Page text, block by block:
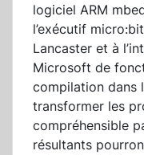
logiciel ARM
l’exécutif
Lancaster et à
Microsoft de
compilation dans
transformer les
compréhensible
résultants